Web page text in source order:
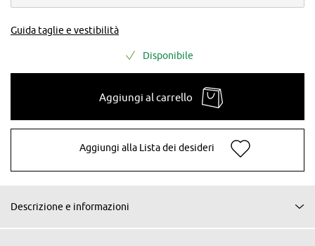
Guida taglie e vestibilità
Disponibile
Aggiungi al carrello
Aggiungi alla Lista dei desideri
Descrizione e informazioni